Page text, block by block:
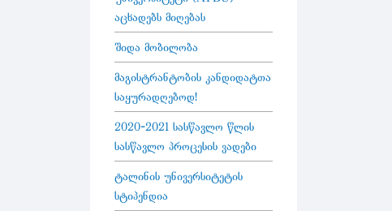
აცხადებს მიღებას
შიდა მობილობა
მაგისტრანტობის კანდიდატთა
საყურადღებოდ!
2020-2021 სასწავლო წლის
სასწავლო პროცესის ვადები
ტალინის უნივერსიტეტის
სტიპენდია